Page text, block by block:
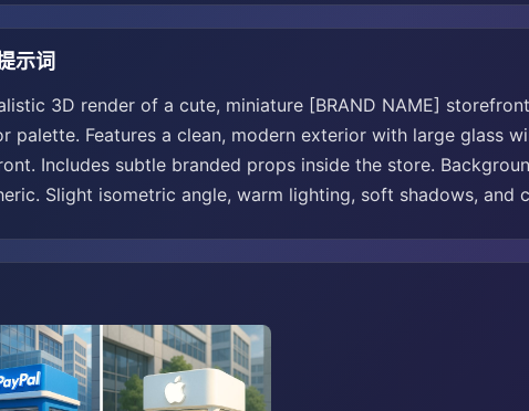
示词
3D render of a cute, miniature [BRAND NAME]
palette. Features a clean, modern exterior with large glass
Includes subtle branded props inside the store.
Slight isometric angle, warm lighting, soft shadows, and